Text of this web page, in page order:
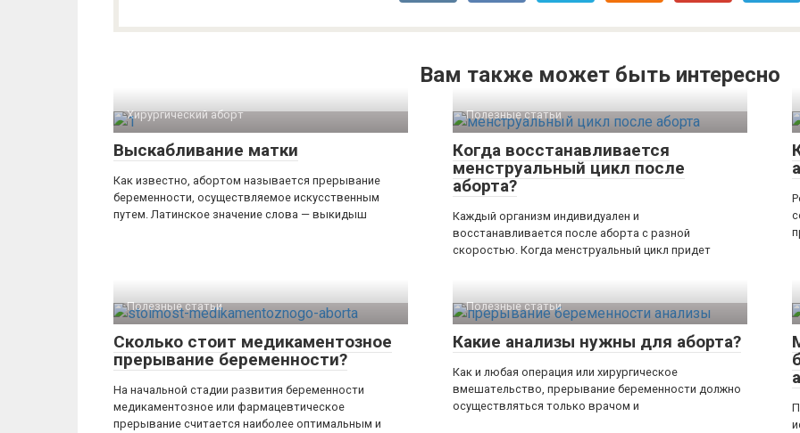
Вам также может быть интересно
Хирургический аборт
Выскабливание матки
Как известно, абортом называется прерывание
беременности, осуществляемое искусственным
путем. Латинское значение слова — выкидыш
Полезные статьи
Когда восстанавливается
менструальный цикл после
аборта?
Каждый организм индивидуален и
восстанавливается после аборта с разной
скоростью. Когда менструальный цикл придет
Полезные статьи
Сколько стоит медикаментозное
прерывание беременности?
На начальной стадии развития беременности
медикаментозное или фармацевтическое
прерывание считается наиболее оптимальным и
Полезные статьи
Какие анализы нужны для аборта?
Как и любая операция или хирургическое
вмешательство, прерывание беременности должно
осуществляться только врачом и